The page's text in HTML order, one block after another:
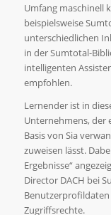
Umfang maschinell
beispielsweise
unterschiedlichen
in der Sumtotal-
intelligenten
empfohlen.
Lernender ist in
Unternehmens, der
Basis von Sia
zuweisen lässt.
Ergebnisse“
Director DACH bei
Benutzerprofildaten
Zugriffsrechte.